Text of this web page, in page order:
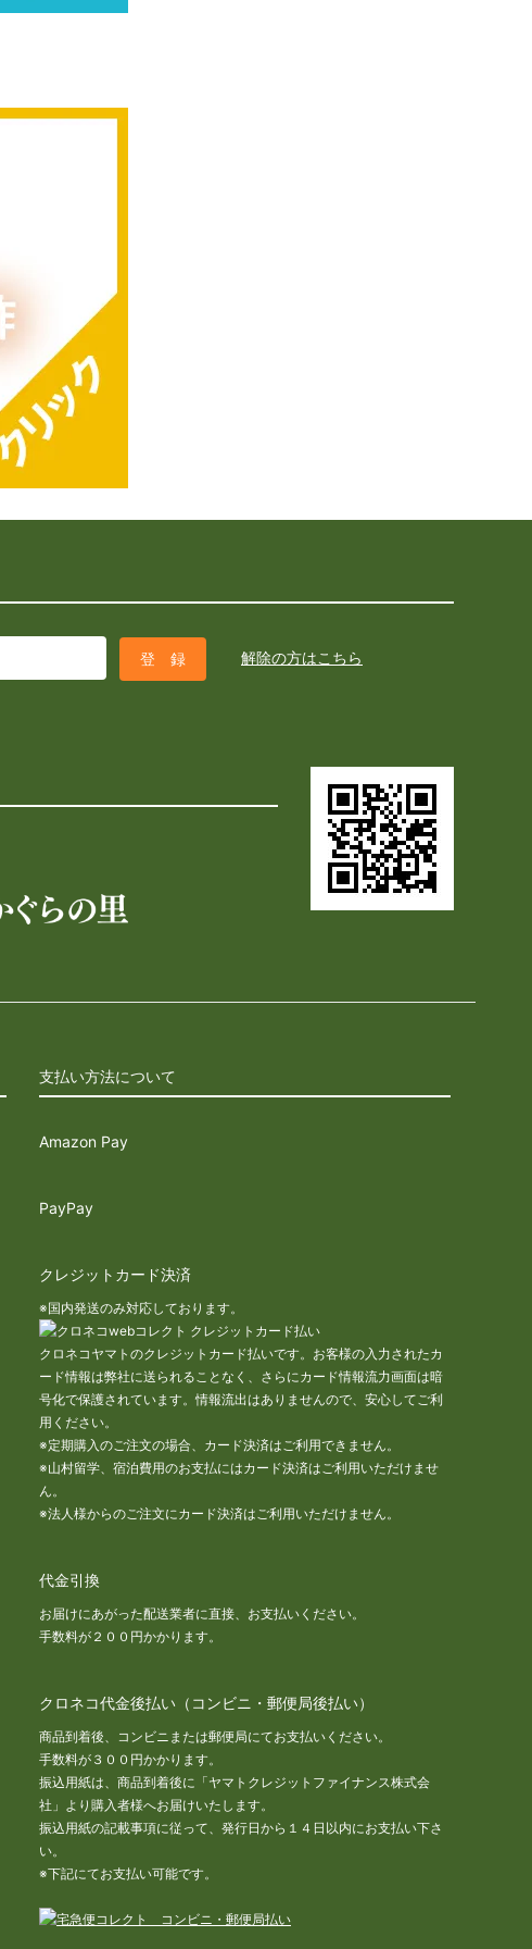
解除の方はこちら
支払い方法について
Amazon Pay
PayPay
クレジットカード決済
※国内発送のみ対応しております。
クロネコヤマトのクレジットカード払いです。お客様の入力されたカ
ード情報は弊社に送られることなく、さらにカード情報流力画面は暗
号化で保護されています。情報流出はありませんので、安心してご利
用ください。
※定期購入のご注文の場合、カード決済はご利用できません。
※山村留学、宿泊費用のお支払にはカード決済はご利用いただけませ
ん。
※法人様からのご注文にカード決済はご利用いただけません。
代金引換
お届けにあがった配送業者に直接、お支払いください。
手数料が２００円かかります。
クロネコ代金後払い（コンビニ・郵便局後払い）
商品到着後、コンビニまたは郵便局にてお支払いください。
手数料が３００円かかります。
振込用紙は、商品到着後に「ヤマトクレジットファイナンス株式会
社」より購入者様へお届けいたします。
振込用紙の記載事項に従って、発行日から１４日以内にお支払い下さ
い。
※下記にてお支払い可能です。